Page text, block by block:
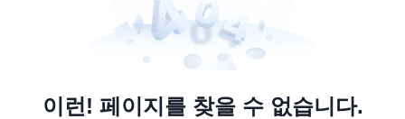
이런! 페이지를 찾을 수 없습니다.